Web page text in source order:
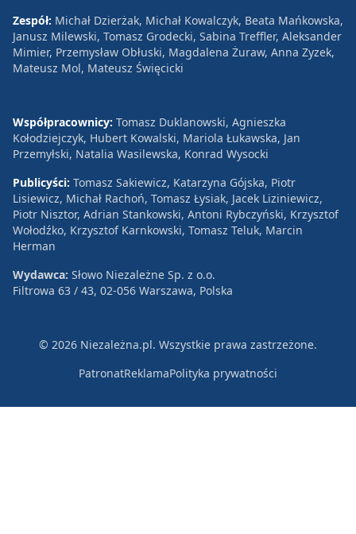
Zespół: Michał Dzierżak, Michał Kowalczyk, Beata Mańkowska,
Janusz Milewski, Tomasz Grodecki, Sabina Treffler, Aleksander
Mimier, Przemysław Obłuski, Magdalena Żuraw, Anna Zyzek,
Mateusz Mol, Mateusz Święcicki
Współpracownicy: Tomasz Duklanowski, Agnieszka
Kołodziejczyk, Hubert Kowalski, Mariola Łukawska, Jan
Przemyłski, Natalia Wasilewska, Konrad Wysocki
Publicyści: Tomasz Sakiewicz, Katarzyna Gójska, Piotr
Lisiewicz, Michał Rachoń, Tomasz Łysiak, Jacek Liziniewicz,
Piotr Nisztor, Adrian Stankowski, Antoni Rybczyński, Krzysztof
Wołodźko, Krzysztof Karnkowski, Tomasz Teluk, Marcin
Herman
Wydawca: Słowo Niezależne Sp. z o.o.
Filtrowa 63 / 43, 02-056 Warszawa, Polska
© 2026 Niezależna.pl. Wszystkie prawa zastrzeżone.
PatronatReklamaPolityka prywatności